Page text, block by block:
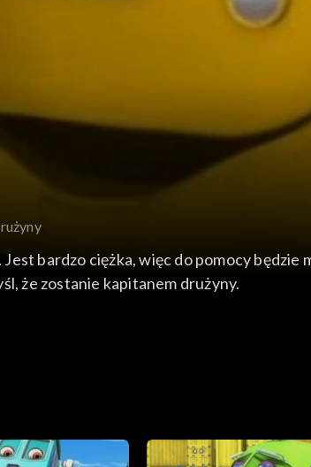
bardzo ciężka, więc do pomocy będzie
że zostanie kapitanem drużyny.